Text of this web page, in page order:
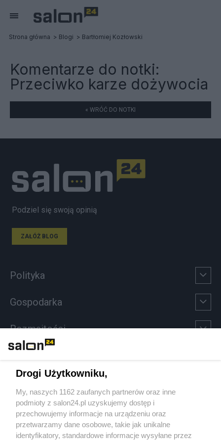
Strona główna Blogi Bartłomiej Kozłowski
Komentarze do notki:
Przeciwko karze dożywocia
« WRÓĆ DO NOTKI
Podziel się swoją opinią
ZAŁÓŻ BLOG
Polityka
Gospodarka
Rozmaitości
Sport
Społeczeństwo
Kultura
Drogi Użytkowniku,
My, naszych 1162 zaufanych partnerów oraz inne
podmioty z salon24.pl uzyskujemy dostęp i
przechowujemy informacje na urządzeniu oraz
przetwarzamy dane osobowe, takie jak unikalne
identyfikatory, standardowe informacje wysyłane przez